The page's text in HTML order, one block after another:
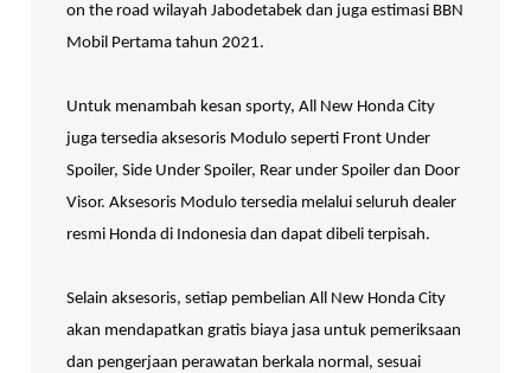
on the road wilayah Jabodetabek dan juga estimasi BBN
Mobil Pertama tahun 2021.
Untuk menambah kesan sporty, All New Honda City
juga tersedia aksesoris Modulo seperti Front Under
Spoiler, Side Under Spoiler, Rear under Spoiler dan Door
Visor. Aksesoris Modulo tersedia melalui seluruh dealer
resmi Honda di Indonesia dan dapat dibeli terpisah.
Selain aksesoris, setiap pembelian All New Honda City
akan mendapatkan gratis biaya jasa untuk pemeriksaan
dan pengerjaan perawatan berkala normal, sesuai